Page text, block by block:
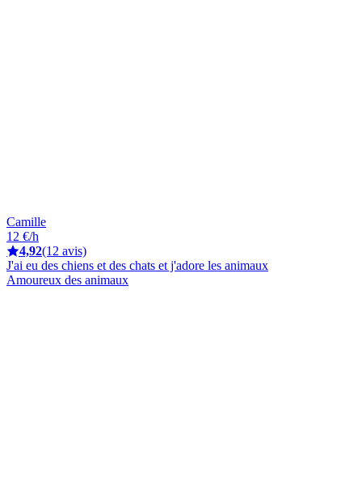
Camille
12 €/h
4,92(12 avis)
J'ai eu des chiens et des chats et j'adore les animaux
Amoureux des animaux